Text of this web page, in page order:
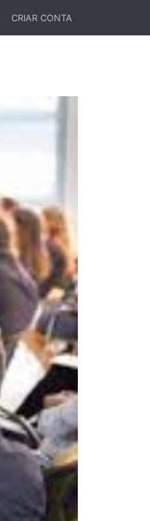
CRIAR CONTA